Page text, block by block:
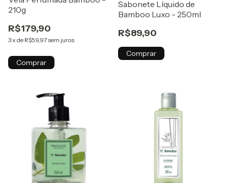
210g
R$179,90
3x de R$59,97 sem juros
Comprar
Sabonete Líquido de
Bamboo Luxo - 250ml
R$89,90
Comprar